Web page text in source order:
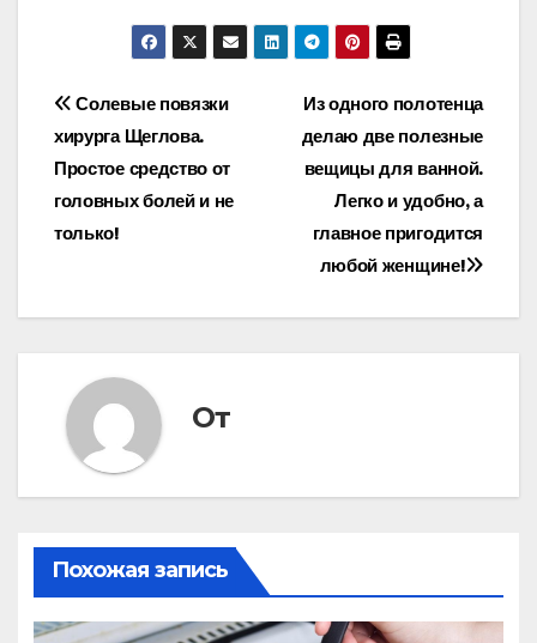
Навигация
по
записям
Из одного полотенца
делаю две полезные
вещицы для ванной.
Легко и удобно, а
главное пригодится
любой женщине!
Солевые повязки
хирурга Щеглова.
Простое средство от
головных болей и не
только!
От
Похожая запись